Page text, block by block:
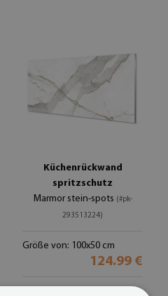
Küchenrückwand
spritzschutz
Marmor stein-spots (#pk-
293513224)
Größe von: 100x50 cm
124.99 €